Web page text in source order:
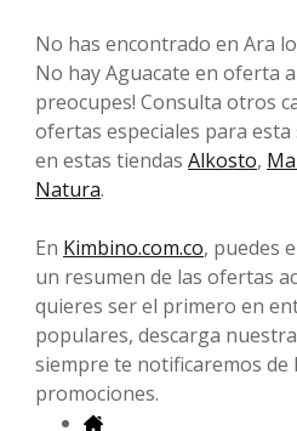
No has encontrado en Ara
No hay Aguacate en oferta
preocupes! Consulta otros
ofertas especiales para
en estas tiendas Alkosto,
Natura.
En Kimbino.com.co, puedes
un resumen de las ofertas
quieres ser el primero en
populares, descarga
siempre te notificaremos de
promociones.